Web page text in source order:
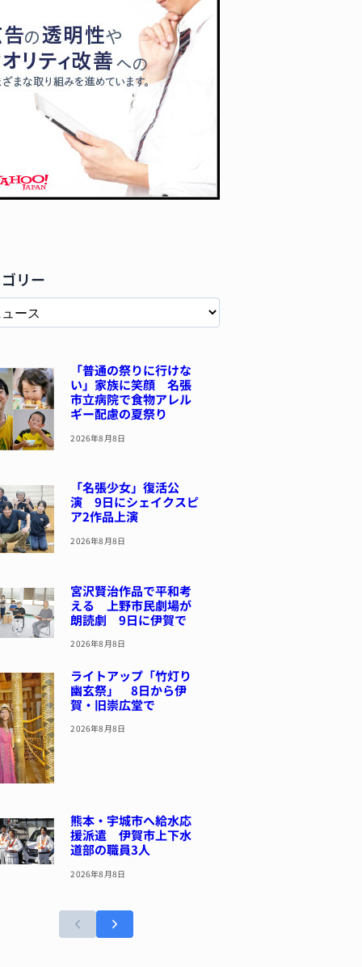
リー
「普通の祭りに行けな
い」家族に笑顔 名張
市立病院で食物アレル
ギー配慮の夏祭り
2026年8月8日
「名張少女」復活公
演 9日にシェイクスピ
ア2作品上演
2026年8月8日
宮沢賢治作品で平和考
える 上野市民劇場が
朗読劇 9日に伊賀で
2026年8月8日
ライトアップ「竹灯り
幽玄祭」 8日から伊
賀・旧崇広堂で
2026年8月8日
熊本・宇城市へ給水応
援派遣 伊賀市上下水
道部の職員3人
2026年8月8日